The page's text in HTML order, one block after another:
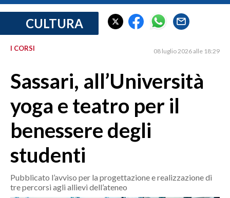
CRONACA SARDEGNA
MEDIO CAMPIDANO
ORISTANO E PROVINCIA
SASSARI E PROVINCIA
GALLURA
NUORO E PROVINCIA
OGLIASTRA
AGENDA
CULTURA
I CORSI 08 luglio 2026 alle 18:29
Sassari, all’Università
yoga e teatro per il
benessere degli
studenti
Pubblicato l’avviso per la progettazione e realizzazione di
tre percorsi agli allievi dell’ateneo